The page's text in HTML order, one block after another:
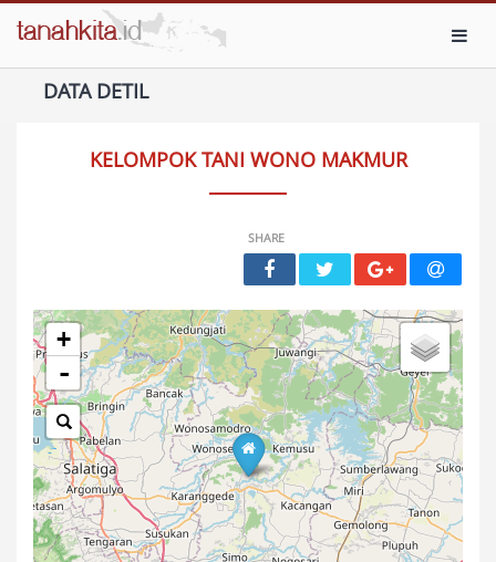
DATA DETIL
KELOMPOK TANI WONO MAKMUR
SHARE
+
-